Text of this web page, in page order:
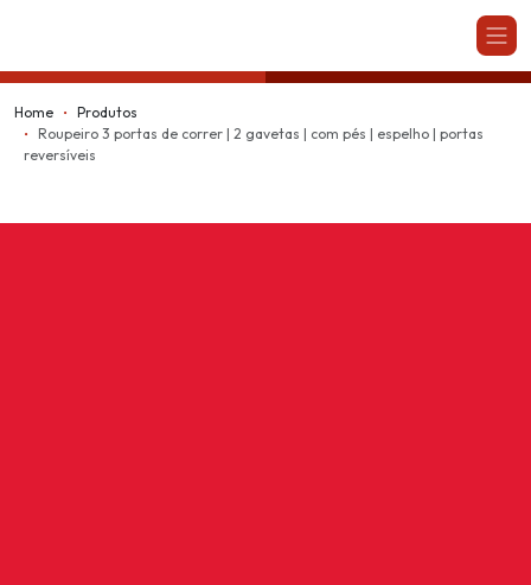
Home
Produtos
Roupeiro 3 portas de correr | 2 gavetas | com pés | espelho | portas
reversíveis